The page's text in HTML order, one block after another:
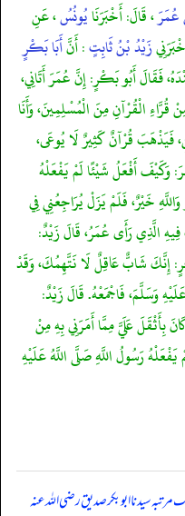
عُمَرَ، قَالَ: أَخْبَرَنَايُونُسُ، عَنِ
زَيْدُ بْنُ ثَابِتٍ: أَنَّأَبَا بَكْرٍ
فَقَالَ أَبُو بَكْرٍ: إِنَّ عُمَرَ أَتَانِي،
الْقُرْآنِ مِنَ الْمُسْلِمِينَ، وَأَنَا
فَيَذْهَبَ قُرْآنٌ كَثِيرٌ لَا يُوعَى،
وَكَيْفَ أَفْعَلُ شَيْئًا لَمْ يَفْعَلْهُ
خَيْرٌ، فَلَمْ يَزَلْ يُرَاجِعُنِي فِي
الَّذِي رَأَى عُمَرُ، قَالَ زَيْدٌ:
إِنَّكَ شَابٌّ عَاقِلٌ لَا نَتَّهِمُكَ، وَقَدْ
وَسَلَّمَ، فَاجْمَعْهُ. قَالَ زَيْدٌ:
بِأَثْقَلَ عَلَيَّ مِمَّا أَمَرَنِي بِهِ مِنْ
رَسُولُ اللَّهِ صَلَّى اللَّهُ عَلَيْهِ
سیدنا ابوبکر صدیق رضی اللہ عنہ